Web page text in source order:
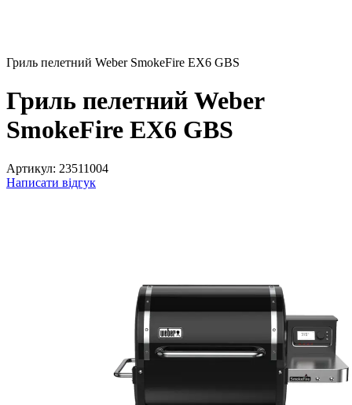
Гриль пелетний Weber SmokeFire EX6 GBS
Гриль пелетний Weber
SmokeFire EX6 GBS
Артикул: 23511004
Написати відгук